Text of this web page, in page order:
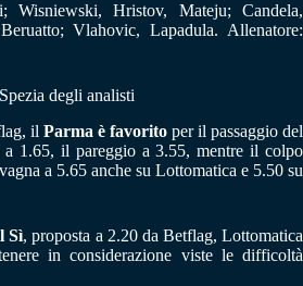
Wisniewski, Hristov, Mateju; Candela,
Vlahovic, Lapadula. Allenatore:
degli analisti
il Parma è favorito per il passaggio del
1.65, il pareggio a 3.55, mentre il colpo
a 5.65 anche su Lottomatica e 5.50 su
Sì, proposta a 2.20 da Betflag, Lottomatica
in considerazione viste le difficoltà